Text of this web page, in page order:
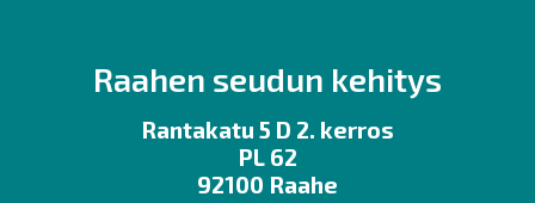
Raahen seudun kehitys
Rantakatu 5 D 2. kerros
PL 62
92100 Raahe